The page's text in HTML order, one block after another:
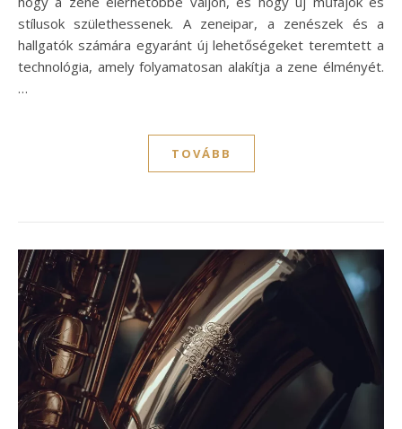
stílusok születhessenek. A zeneipar, a zenészek és a
hallgatók számára egyaránt új lehetőségeket teremtett a
technológia, amely folyamatosan alakítja a zene élményét.
…
TOVÁBB